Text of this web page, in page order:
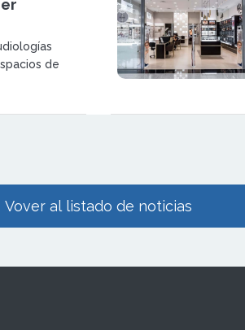
de
y 44 de
Vover al listado de noticias